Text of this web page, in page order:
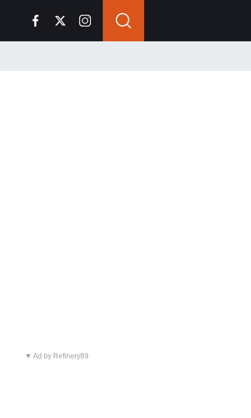
▼ Ad by Refinery89